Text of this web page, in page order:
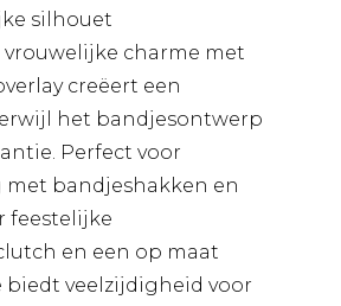
silhouet
charme met
creëert een
het bandjesontwerp
Perfect voor
bandjeshakken en
feestelijke
en een op maat
biedt veelzijdigheid voor